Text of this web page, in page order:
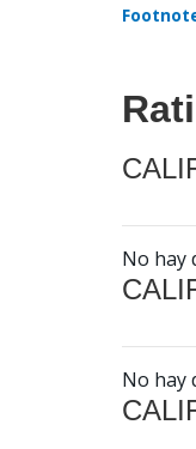
No hay
No hay